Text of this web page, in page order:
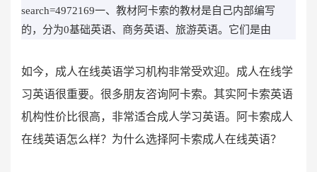
search=4972169一、教材阿卡索的教材是自己内部编写
的，分为0基础英语、商务英语、旅游英语。它们是由
如今，成人在线英语学习机构非常受欢迎。成人在线学
习英语很重要。很多朋友咨询阿卡索。其实阿卡索英语
机构性价比很高，非常适合成人学习英语。阿卡索成人
在线英语怎么样？为什么选择阿卡索成人在线英语？